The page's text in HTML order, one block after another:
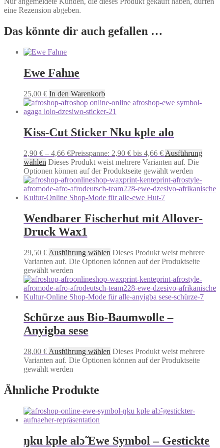
eine Rezension abgeben.
Das könnte dir auch gefallen …
Ewe Fahne
25,00 € In den Warenkorb
Kiss-Cut Sticker Nku kple alo
2,90 € – 4,66 €Preisspanne: 2,90 € bis 4,66 € Ausführung
wählen Dieses Produkt weist mehrere Varianten auf. Die
Optionen können auf der Produktseite gewählt werden
Wendbarer Fischerhut mit Allover-
Druck Wax1
29,50 € Ausführung wählen Dieses Produkt weist mehrere
Varianten auf. Die Optionen können auf der Produktseite
gewählt werden
Schürze aus Bio-Baumwolle –
Anyigba sese
28,00 € Ausführung wählen Dieses Produkt weist mehrere
Varianten auf. Die Optionen können auf der Produktseite
gewählt werden
Ähnliche Produkte
ŋku kple alɔ̃ Ewe Symbol – Gestickte